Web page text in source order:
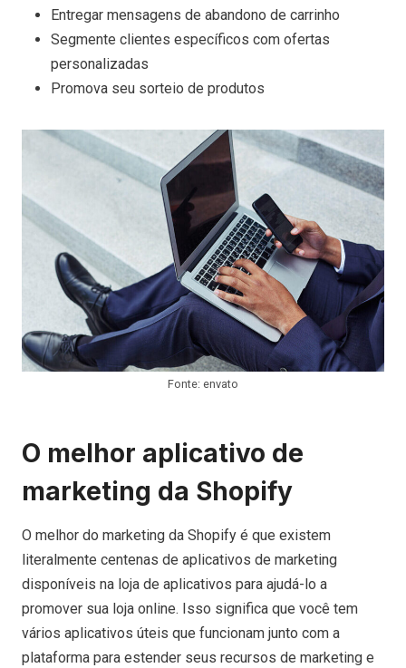
Entregar mensagens de abandono de carrinho
Segmente clientes específicos com ofertas
personalizadas
Promova seu sorteio de produtos
Fonte: envato
O melhor aplicativo de
marketing da Shopify
O melhor do marketing da Shopify é que existem
literalmente centenas de aplicativos de marketing
disponíveis na loja de aplicativos para ajudá-lo a
promover sua loja online. Isso significa que você tem
vários aplicativos úteis que funcionam junto com a
plataforma para estender seus recursos de marketing e